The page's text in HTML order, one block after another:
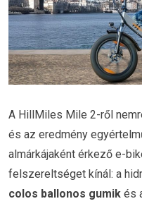
A HillMiles Mile 2-ről
és az eredmény
almárkájaként érkező e-
felszereltséget kínál: a
colos ballonos gumik és